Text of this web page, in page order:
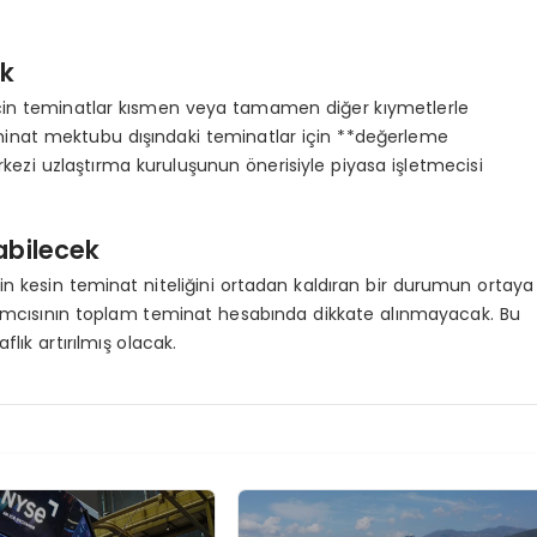
teminatlar kısmen veya tamamen diğer kıymetlerle
mektubu dışındaki teminatlar için **değerleme
uzlaştırma kuruluşunun önerisiyle piyasa işletmecisi
kesin teminat niteliğini ortadan kaldıran bir durumun ortaya
toplam teminat hesabında dikkate alınmayacak. Bu
artırılmış olacak.